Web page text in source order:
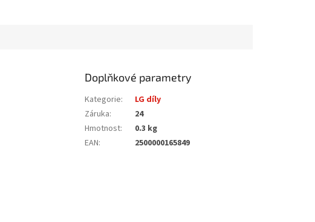
Doplňkové parametry
Kategorie:
LG díly
Záruka:
24
Hmotnost:
0.3 kg
EAN: 2500000165849